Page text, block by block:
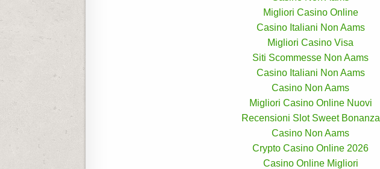
Migliori Casino Online
Casino Italiani Non Aams
Migliori Casino Visa
Siti Scommesse Non Aams
Casino Italiani Non Aams
Casino Non Aams
Migliori Casino Online Nuovi
Recensioni Slot Sweet Bonanza
Casino Non Aams
Crypto Casino Online 2026
Casino Online Migliori